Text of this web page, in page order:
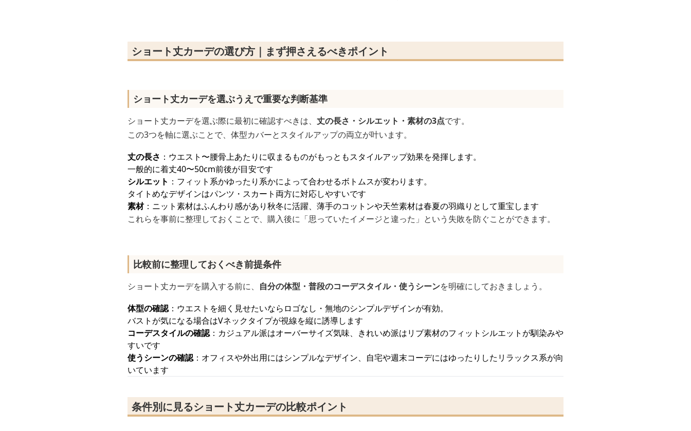
ショート丈カーデの選び方｜まず押さえるべきポイント
ショート丈カーデを選ぶうえで重要な判断基準
ショート丈カーデを選ぶ際に最初に確認すべきは、 丈の長さ・シルエット・素材の3点です。
この3つを軸に選ぶことで、体型カバーとスタイルアップの両立が叶います。
丈の長さ ：ウエスト〜腰骨上あたりに収まるものがもっともスタイルアップ効果を発揮します。
一般的に着丈40〜50cm前後が目安です
シルエット ：フィット系かゆったり系かによって合わせるボトムスが変わります。
タイトめなデザインはパンツ・スカート両方に対応しやすいです
素材：ニット素材はふんわり感があり秋冬に活躍、薄手のコットンや天竺素材は春夏の羽織りとして重宝します
これらを事前に整理しておくことで、購入後に「思っていたイメージと違った」という失敗を防ぐことができます。
比較前に整理しておくべき前提条件
ショート丈カーデを購入する前に、 自分の体型・普段のコーデスタイル・使うシーンを明確にしておきましょう。
体型の確認：ウエストを細く見せたいならロゴなし・無地のシンプルデザインが有効。
バストが気になる場合はVネックタイプが視線を縦に誘導します
コーデスタイルの確認：カジュアル派はオーバーサイズ気味、きれいめ派はリブ素材のフィットシルエットが馴染みや
すいです
使うシーンの確認：オフィスや外出用にはシンプルなデザイン、自宅や週末コーデにはゆったりしたリラックス系が向
いています
条件別に見るショート丈カーデの比較ポイント